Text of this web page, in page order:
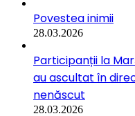
Povestea inimii
28.03.2026
Participanții la
au ascultat în
nenăscut
28.03.2026